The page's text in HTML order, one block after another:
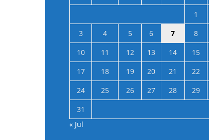
1
3
4 5 6 7 8
10
11 12 13 14 15
17
18 19 20 21 22
24
25 26 27 28 29
31
« Jul